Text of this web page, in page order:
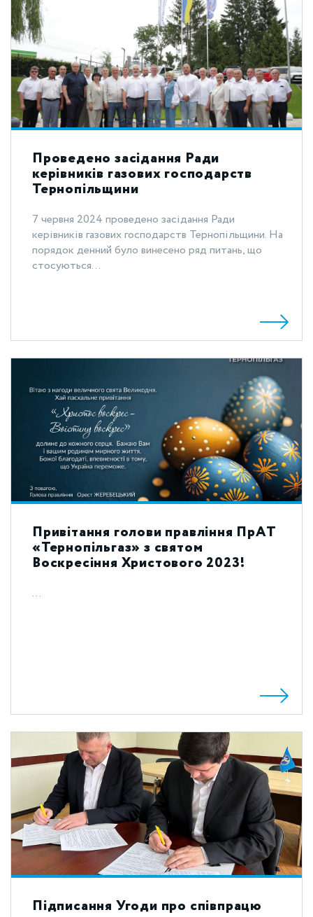
Проведено засідання Ради
керівників газових господарств
Тернопільщини
7 червня 2024 проведено засідання Ради
керівників газових господарств Тернопільщини. На
порядок денний було винесено ряд питань, що
стосуються...
Привітання голови правління ПрАТ
«Тернопільгаз» з святом
Воскресіння Христового 2023!
...
Підписання Угоди про співпрацю